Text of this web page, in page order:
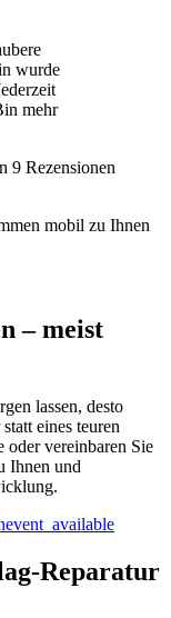
wurde
mehr
9 Rezensionen
mobil zu Ihnen
– meist
lassen, desto
eines teuren
oder vereinbaren Sie
Ihnen und
event_available
Reparatur